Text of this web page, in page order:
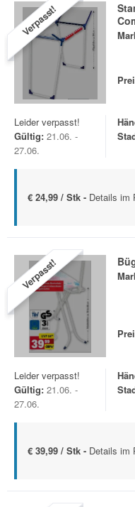
Verpasst!
Leider verpasst!
Gültig: 21.06. -
27.06.
€ 24,99 / Stk - Details im
Verpasst!
Leider verpasst!
Gültig: 21.06. -
27.06.
€ 39,99 / Stk - Details im